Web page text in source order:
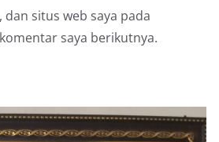
dan situs web saya pada
saya berikutnya.